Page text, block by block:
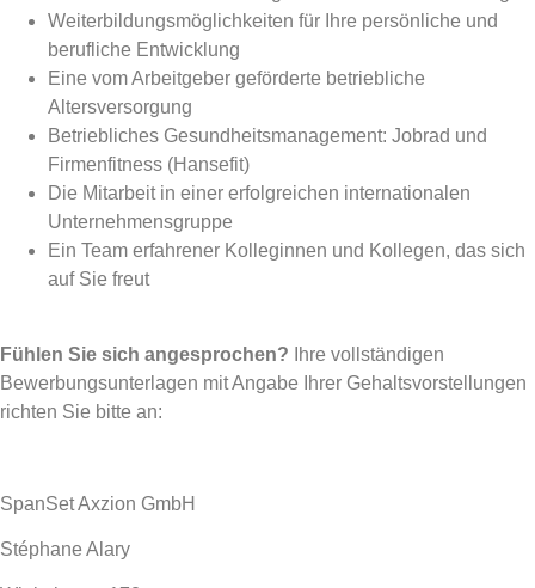
Weiterbildungsmöglichkeiten für Ihre persönliche und
berufliche Entwicklung
Eine vom Arbeitgeber geförderte betriebliche
Altersversorgung
Betriebliches Gesundheitsmanagement: Jobrad und
Firmenfitness (Hansefit)
Die Mitarbeit in einer erfolgreichen internationalen
Unternehmensgruppe
Ein Team erfahrener Kolleginnen und Kollegen, das sich
auf Sie freut
Fühlen Sie sich angesprochen? Ihre vollständigen
Bewerbungsun­terlagen mit Angabe Ihrer Gehaltsvorstellungen
richten Sie bitte an:
SpanSet Axzion GmbH
Stéphane Alary